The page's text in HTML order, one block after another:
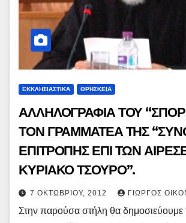
ΕΚΚΛΗΣΙΑΣΤΙΚΑ ΘΡΗΣΚΕΙΑ
ΑΛΛΗΛΟΓΡΑΦΙΑ ΤΟΥ
ΤΟΝ ΓΡΑΜΜΑΤΕΑ ΤΗΣ
ΕΠΙΤΡΟΠΗΣ ΕΠΙ ΤΩΝ
ΚΥΡΙΑΚΟ ΤΣΟΥΡΟ”.
7 ΟΚΤΩΒΡΊΟΥ, 2012 ΓΙΏΡΓΟΣ
Στην παρούσα στήλη θα δημοσιεύουμε